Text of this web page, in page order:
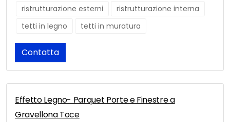
ristrutturazione esterni
ristrutturazione interna
tetti in legno
tetti in muratura
Contatta
Effetto Legno- Parquet Porte e Finestre a
Gravellona Toce